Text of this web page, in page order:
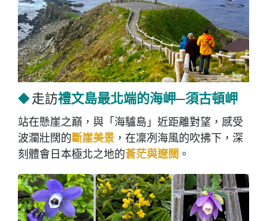
◆走訪禮文島最北端的海岬─須古頓岬
站在懸崖之巔，與「海驢島」近距離對望，感受
波瀾壯闊的斷崖美景 ，在凜冽海風的吹拂下，深
刻體會日本極北之地的蒼茫與遼闊 。